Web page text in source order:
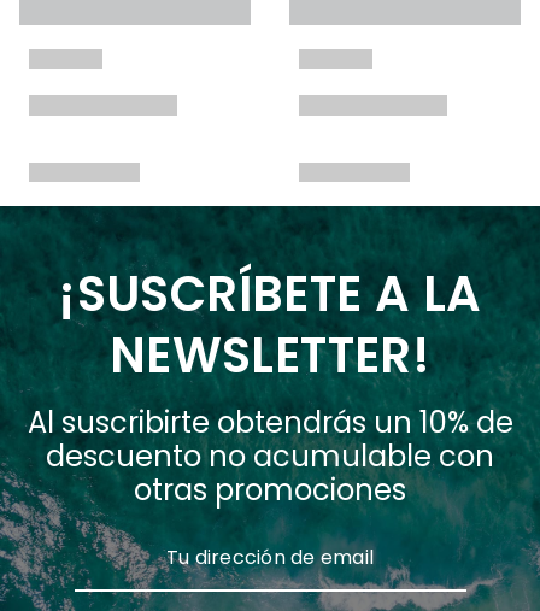
¡SUSCRÍBETE A LA
NEWSLETTER!
Al suscribirte obtendrás un 10% de
descuento no acumulable con
otras promociones